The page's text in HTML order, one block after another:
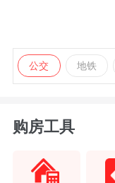
公交 地铁
购房工具